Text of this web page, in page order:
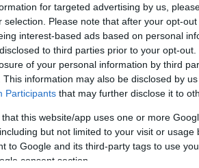
for targeted advertising by us,
selection. Please note that after your opt-
interest-based ads based on personal
to third parties prior to your opt-
of your personal information by third
This information may also be disclosed by
Participants that may further disclose it to
that this website/app uses one or more
but not limited to your visit or
to Google and its third-party tags to use
consent section.
valakikkel szemben, hanem
határozza meg önmagát, ez a
naponta számon is kérhetnek
garantáló támaszt a Felvidék
kiadója adja. A portált helyiek
csapatnak a tagjai, akiket
érhetnek. Tiszta hangon, a régi
adva mindenkinek,
fel, és közösen keressük a